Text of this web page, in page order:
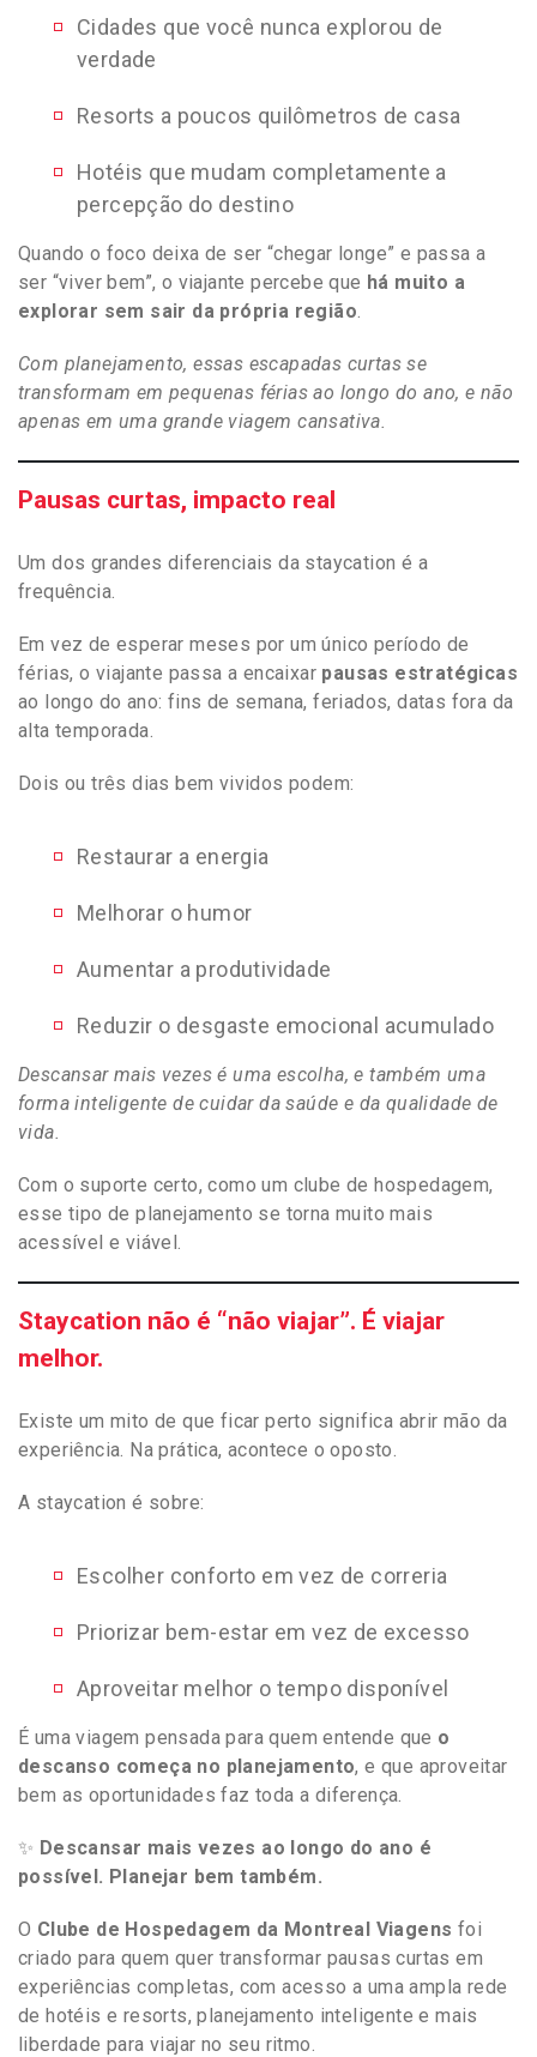
Cidades que você nunca explorou de
verdade
Resorts a poucos quilômetros de casa
Hotéis que mudam completamente a
percepção do destino
Quando o foco deixa de ser “chegar longe” e passa a
ser “viver bem”, o viajante percebe que há muito a
explorar sem sair da própria região
Com planejamento, essas escapadas curtas se
transformam em pequenas férias ao longo do ano, e não
apenas em uma grande viagem cansativa.
Pausas curtas, impacto real
Um dos grandes diferenciais da staycation é a
frequência.
Em vez de esperar meses por um único período de
férias, o viajante passa a encaixar pausas estratégicas
ao longo do ano: fins de semana, feriados, datas fora da
alta temporada.
Dois ou três dias bem vividos podem:
Restaurar a energia
Melhorar o humor
Aumentar a produtividade
Reduzir o desgaste emocional acumulado
Descansar mais vezes é uma escolha, e também uma
forma inteligente de cuidar da saúde e da qualidade de
vida.
Com o suporte certo, como um clube de hospedagem,
esse tipo de planejamento se torna muito mais
acessível e viável.
Staycation não é “não viajar”. É viajar
melhor.
Existe um mito de que ficar perto significa abrir mão da
experiência. Na prática, acontece o oposto.
A staycation é sobre:
Escolher conforto em vez de correria
Priorizar bem-estar em vez de excesso
Aproveitar melhor o tempo disponível
É uma viagem pensada para quem entende que o
descanso começa no planejamento, e que aproveitar
bem as oportunidades faz toda a diferença.
✨ Descansar mais vezes ao longo do ano é
possível. Planejar bem também.
O Clube de Hospedagem da Montreal Viagens foi
criado para quem quer transformar pausas curtas em
experiências completas, com acesso a uma ampla rede
de hotéis e resorts, planejamento inteligente e mais
liberdade para viajar no seu ritmo.